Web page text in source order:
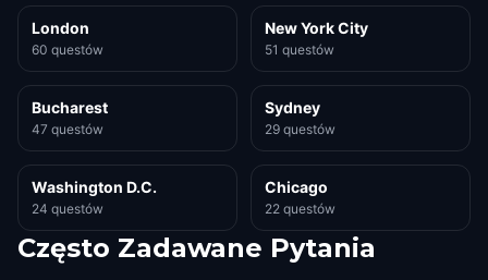
London
60 questów
New York City
51 questów
Bucharest
47 questów
Sydney
29 questów
Washington D.C.
24 questów
Chicago
22 questów
Często Zadawane Pytania